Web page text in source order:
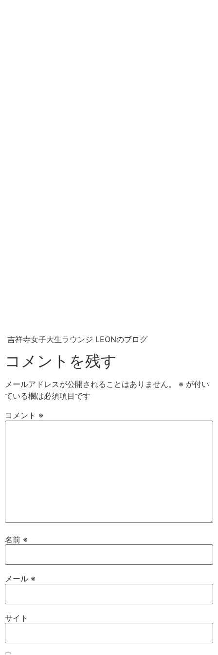
吉祥寺女子大生ラウンジ LEONのブログ
コメントを残す
メールアドレスが公開されることはありません。 ※ が付い
ている欄は必須項目です
コメント ※
名前 ※
メール ※
サイト